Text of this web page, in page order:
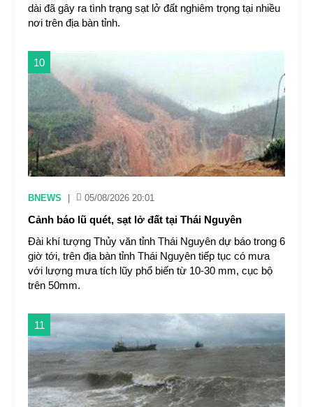
dài đã gây ra tình trạng sạt lở đất nghiêm trọng tại nhiều
nơi trên địa bàn tỉnh.
10
BNEWS 05/08/2026 20:01
Cảnh báo lũ quét, sạt lở đất tại Thái Nguyên ​
Đài khí tượng Thủy văn tỉnh Thái Nguyên dự báo trong 6
giờ tới, trên địa bàn tỉnh Thái Nguyên tiếp tục có mưa
với lượng mưa tích lũy phổ biến từ 10-30 mm, cục bộ
trên 50mm.
11